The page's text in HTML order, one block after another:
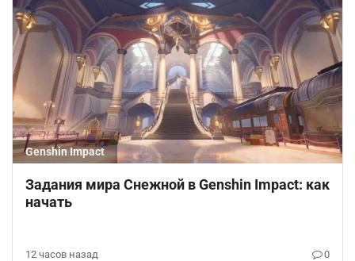
Genshin Impact
Задания мира Снежной в Genshin Impact: как
начать
12 часов назад 0